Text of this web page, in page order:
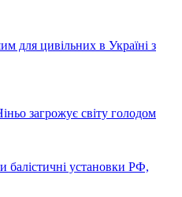
для цивільних в Україні з
загрожує світу голодом
установки РФ,